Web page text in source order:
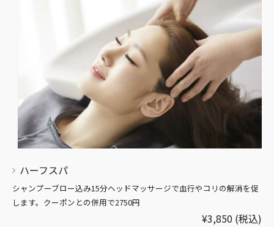
ハーフスパ
シャンプーブロー込み15分ヘッドマッサージで血行やコリの解消を促
します。クーポンとの併用で2750円
¥3,850 (税込)